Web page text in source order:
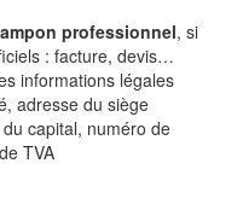
professionnel, si
: facture, devis…
informations légales
adresse du siège
capital, numéro de
TVA